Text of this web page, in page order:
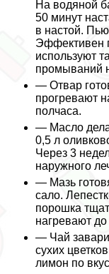
На водяной
50 минут
в настой.
Эффективен
используют
промываний
— Отвар
прогревают
полчаса.
— Масло
0,5 л
Через 3
наружного
— Мазь
сало.
порошка
нагревают
— Чай
сухих
лимон по